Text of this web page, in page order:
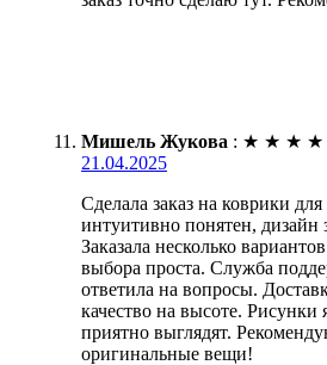
Мишель Жукова : ★ ★ ★ ★
21.04.2025
Сделала заказ на коврики
интуитивно понятен, дизайн
Заказала несколько
выбора проста. Служба
ответила на вопросы.
качество на высоте. Рисунки
приятно выглядят.
оригинальные вещи!